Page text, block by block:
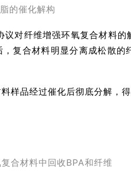
的催化解构
对纤维增强环氧复合材料
复合材料明显分离成松散的
样品经过催化后彻底分解，
合材料中回收BPA和纤维